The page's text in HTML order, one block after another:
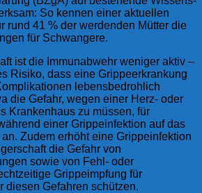
So kennen einer aktuellen
rund 41 % der werdenden Mütter die
für Schwangere.
ist die Immunabwehr weniger aktiv –
Risiko, dass eine Grippeerkrankung
lebensbedrohlich
die Gefahr, wegen einer Herz- oder
Krankenhaus zu müssen, für
einer Grippeinfektion auf das
Zudem erhöht eine Grippeinfektion
die Gefahr von
sowie von Fehl- oder
Grippeimpfung für
diesen Gefahren schützen.